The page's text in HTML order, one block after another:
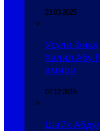
23.03.2025
Усули
Халил Абу
амири
07.12.2016
Шайх